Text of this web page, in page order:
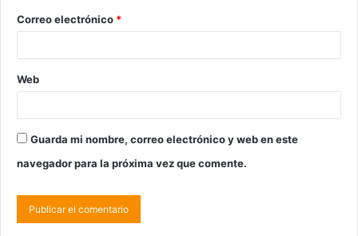
Correo electrónico *
Web
Guarda mi nombre, correo electrónico y web en este
navegador para la próxima vez que comente.